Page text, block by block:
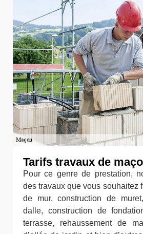
Tarifs travaux de
Pour ce genre de prestation,
des travaux que vous souhaitez
de mur, construction de
dalle, construction de
terrasse, rehaussement de